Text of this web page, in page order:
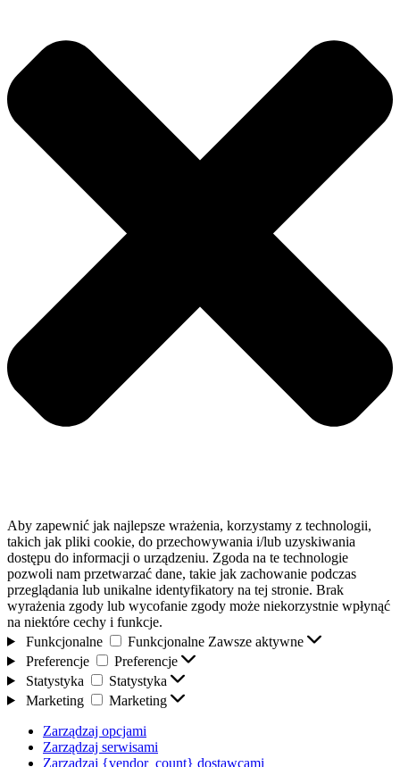
Aby zapewnić jak najlepsze wrażenia, korzystamy z technologii,
takich jak pliki cookie, do przechowywania i/lub uzyskiwania
dostępu do informacji o urządzeniu. Zgoda na te technologie
pozwoli nam przetwarzać dane, takie jak zachowanie podczas
przeglądania lub unikalne identyfikatory na tej stronie. Brak
wyrażenia zgody lub wycofanie zgody może niekorzystnie wpłynąć
na niektóre cechy i funkcje.
Funkcjonalne
Funkcjonalne Zawsze aktywne
Preferencje
Preferencje
Statystyka
Statystyka
Marketing
Marketing
Zarządzaj opcjami
Zarządzaj serwisami
Zarządzaj {vendor_count} dostawcami